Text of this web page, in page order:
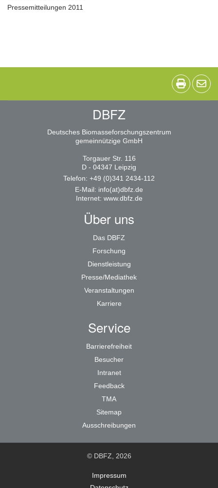
Pressemitteilungen 2011
DBFZ
Deutsches Biomasseforschungszentrum
gemeinnützige GmbH
Torgauer Str. 116
D - 04347 Leipzig
Telefon: +49 (0)341 2434-112
E-Mail: info(at)dbfz.de
Internet: www.dbfz.de
Über uns
Das DBFZ
Forschung
Dienstleistung
Presse/Mediathek
Veranstaltungen
Karriere
Service
Barrierefreiheit
Besucher
Intranet
Feedback
TMA
Sitemap
Ausschreibungen
© DBFZ, 2026
Impressum